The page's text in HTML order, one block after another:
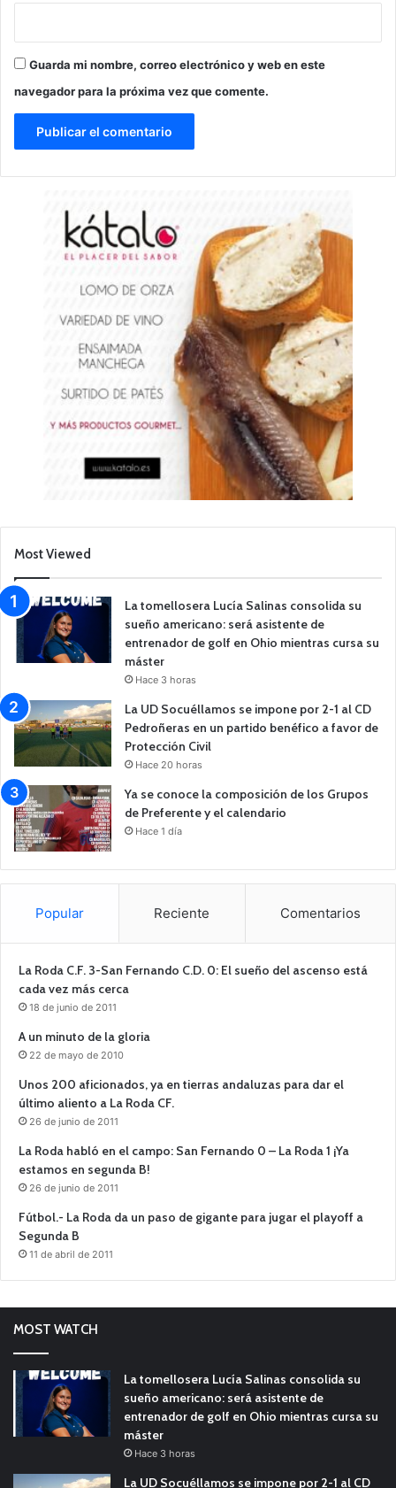
Guarda mi nombre, correo electrónico y web en este
navegador para la próxima vez que comente.
Most Viewed
La tomellosera Lucía Salinas consolida su
sueño americano: será asistente de
entrenador de golf en Ohio mientras cursa su
máster
Hace 3 horas
La UD Socuéllamos se impone por 2-1 al CD
Pedroñeras en un partido benéfico a favor de
Protección Civil
Hace 20 horas
Ya se conoce la composición de los Grupos
de Preferente y el calendario
Hace 1 día
Popular Reciente Comentarios
La Roda C.F. 3-San Fernando C.D. 0: El sueño del ascenso está
cada vez más cerca
18 de junio de 2011
A un minuto de la gloria
22 de mayo de 2010
Unos 200 aficionados, ya en tierras andaluzas para dar el
último aliento a La Roda CF.
26 de junio de 2011
La Roda habló en el campo: San Fernando 0 – La Roda 1 ¡Ya
estamos en segunda B!
26 de junio de 2011
Fútbol.- La Roda da un paso de gigante para jugar el playoff a
Segunda B
11 de abril de 2011
MOST WATCH
La tomellosera Lucía Salinas consolida su
sueño americano: será asistente de
entrenador de golf en Ohio mientras cursa su
máster
Hace 3 horas
La UD Socuéllamos se impone por 2-1 al CD